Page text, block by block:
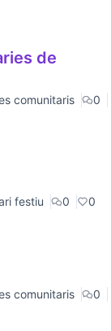
de
comunitaris
0
festiu 0 0
comunitaris
0